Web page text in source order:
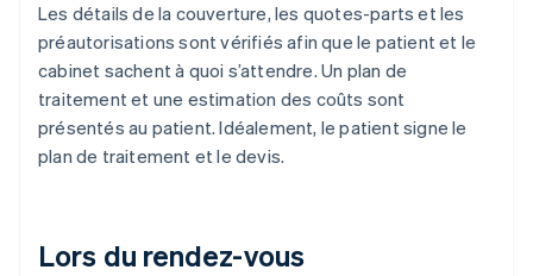
Les détails de la couverture, les quotes-parts et les
préautorisations sont vérifiés afin que le patient et le
cabinet sachent à quoi s’attendre. Un plan de
traitement et une estimation des coûts sont
présentés au patient. Idéalement, le patient signe le
plan de traitement et le devis.
Lors du rendez-vous